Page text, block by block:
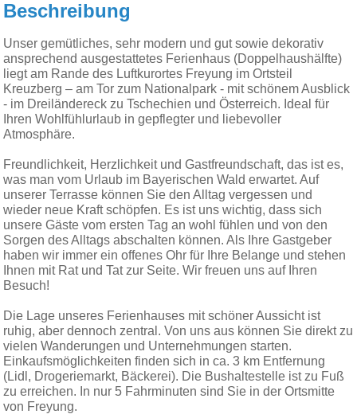
Beschreibung
Unser gemütliches, sehr modern und gut sowie dekorativ
ansprechend ausgestattetes Ferienhaus (Doppelhaushälfte)
liegt am Rande des Luftkurortes Freyung im Ortsteil
Kreuzberg – am Tor zum Nationalpark - mit schönem Ausblick
- im Dreiländereck zu Tschechien und Österreich. Ideal für
Ihren Wohlfühlurlaub in gepflegter und liebevoller
Atmosphäre.
Freundlichkeit, Herzlichkeit und Gastfreundschaft, das ist es,
was man vom Urlaub im Bayerischen Wald erwartet. Auf
unserer Terrasse können Sie den Alltag vergessen und
wieder neue Kraft schöpfen. Es ist uns wichtig, dass sich
unsere Gäste vom ersten Tag an wohl fühlen und von den
Sorgen des Alltags abschalten können. Als Ihre Gastgeber
haben wir immer ein offenes Ohr für Ihre Belange und stehen
Ihnen mit Rat und Tat zur Seite. Wir freuen uns auf Ihren
Besuch!
Die Lage unseres Ferienhauses mit schöner Aussicht ist
ruhig, aber dennoch zentral. Von uns aus können Sie direkt zu
vielen Wanderungen und Unternehmungen starten.
Einkaufsmöglichkeiten finden sich in ca. 3 km Entfernung
(Lidl, Drogeriemarkt, Bäckerei). Die Bushaltestelle ist zu Fuß
zu erreichen. In nur 5 Fahrminuten sind Sie in der Ortsmitte
von Freyung.